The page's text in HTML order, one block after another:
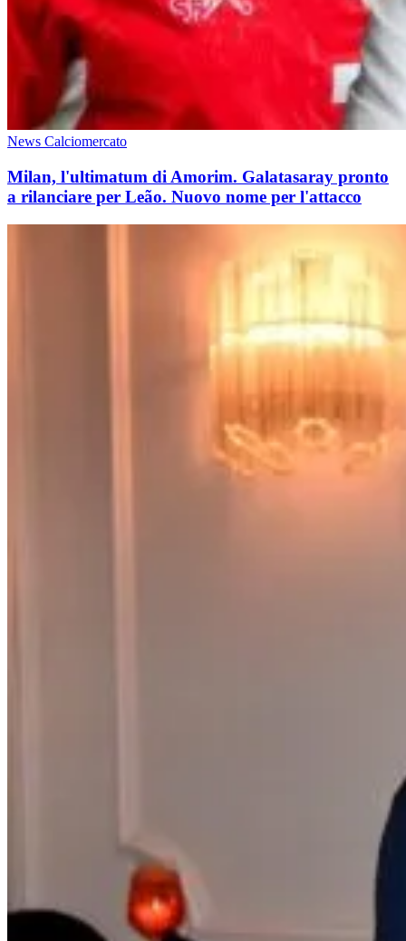
News Calciomercato
Milan, l'ultimatum di Amorim. Galatasaray pronto
a rilanciare per Leão. Nuovo nome per l'attacco